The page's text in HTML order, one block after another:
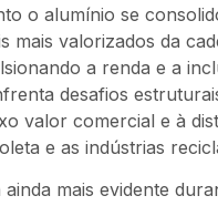
o alumínio se
mais valorizados da
a renda e a
desafios
valor comercial e à
e as indústrias
mais evidente